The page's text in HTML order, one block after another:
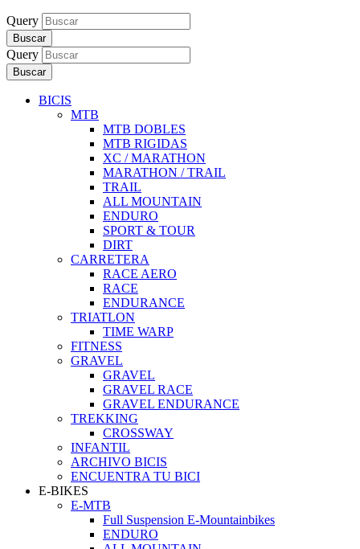
Query
Buscar
Query
Buscar
BICIS
MTB
MTB DOBLES
MTB RIGIDAS
XC / MARATHON
MARATHON / TRAIL
TRAIL
ALL MOUNTAIN
ENDURO
SPORT & TOUR
DIRT
CARRETERA
RACE AERO
RACE
ENDURANCE
TRIATLON
TIME WARP
FITNESS
GRAVEL
GRAVEL
GRAVEL RACE
GRAVEL ENDURANCE
TREKKING
CROSSWAY
INFANTIL
ARCHIVO BICIS
ENCUENTRA TU BICI
E-BIKES
E-MTB
Full Suspension E-Mountainbikes
ENDURO